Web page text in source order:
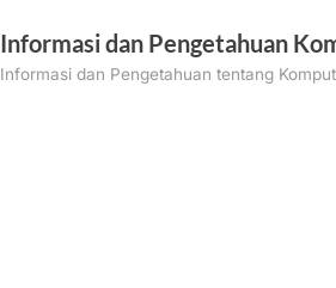
Informasi dan Pengetahuan
Informasi dan Pengetahuan tentang